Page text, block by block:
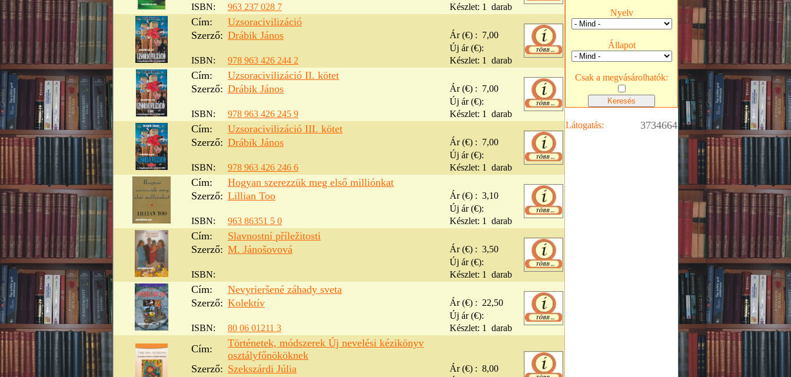
ISBN:
963 237 028 7 Készlet: 1 darab
Cím:
Uzsoracivilizáció
Szerző: Drábik János Ár (€) : 7,00
Új ár (€):
ISBN:
978 963 426 244 2 Készlet: 1 darab
Cím:
Uzsoracivilizáció II. kötet
Szerző: Drábik János Ár (€) : 7,00
Új ár (€):
ISBN:
978 963 426 245 9 Készlet: 1 darab
Cím:
Uzsoracivilizáció III. kötet
Szerző: Drábik János Ár (€) : 7,00
Új ár (€):
ISBN:
978 963 426 246 6 Készlet: 1 darab
Cím:
Hogyan szerezzük meg első milliónkat
Szerző: Lillian Too Ár (€) : 3,10
Új ár (€):
ISBN:
963 86351 5 0 Készlet: 1 darab
Cím:
Slavnostní příležitosti
Szerző: M. Jánošovová Ár (€) : 3,50
Új ár (€):
ISBN:
Készlet: 1 darab
Cím:
Nevyrieršené záhady sveta
Szerző: Kolektív Ár (€) : 22,50
Új ár (€):
ISBN:
80 06 01211 3 Készlet: 1 darab
Cím:
Történetek, módszerek Új nevelési kézikönyv
osztályfőnököknek
Szerző: Szekszárdi Júlia Ár (€) : 8,00
Nyelv
Állapot
Csak a megvásárolhatók:
Látogatás: 3734664